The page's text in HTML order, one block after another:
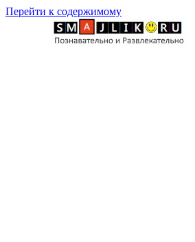
Перейти к содержимому